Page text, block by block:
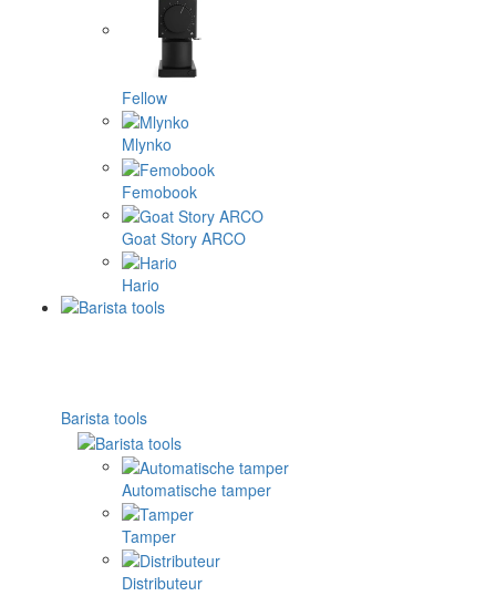
Fellow
Mlynko
Femobook
Goat Story ARCO
Hario
Barista tools
Automatische tamper
Tamper
Distributeur